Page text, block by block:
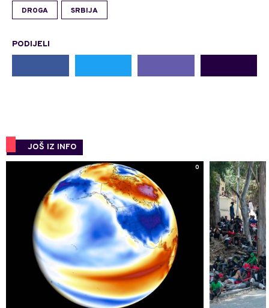
DROGA SRBIJA
PODIJELI
JOŠ IZ INFO
0